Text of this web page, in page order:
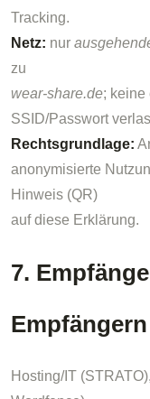
Tracking.
Netz: nur
zu
wear-share.de; keine
SSID/Passwort
Rechtsgrundlage:
anonymisierte
Hinweis (QR)
auf diese Erklärung.
7.
Empfängern
Hosting/IT